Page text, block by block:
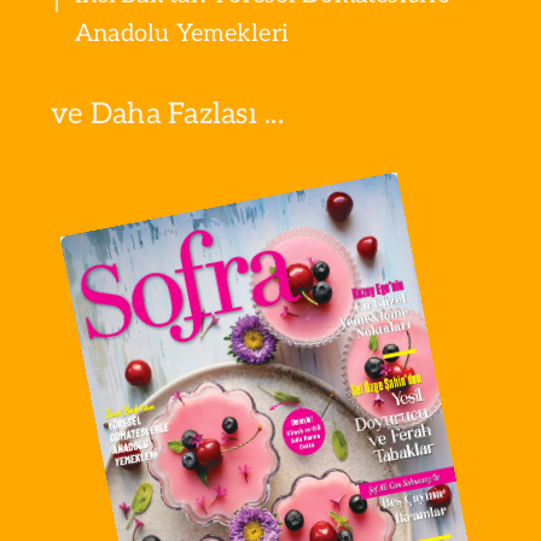
Anadolu Yemekleri
ve Daha Fazlası ...